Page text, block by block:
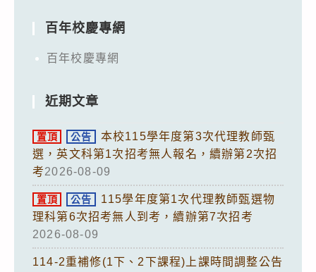
百年校慶專網
百年校慶專網
近期文章
置頂 公告
本校115學年度第3次代理教師甄
選，英文科第1次招考無人報名，續辦第2次招
考2026-08-09
置頂 公告
115學年度第1次代理教師甄選物
理科第6次招考無人到考，續辦第7次招考
2026-08-09
114-2重補修(1下、2下課程)上課時間調整公告